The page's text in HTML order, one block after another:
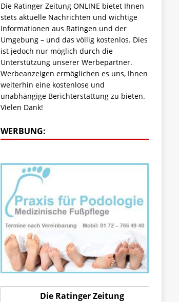
Die Ratinger Zeitung ONLINE bietet Ihnen
stets aktuelle Nachrichten und wichtige
Informationen aus Ratingen und der
Umgebung – und das völlig kostenlos. Dies
ist jedoch nur möglich durch die
Unterstützung unserer Werbepartner.
Werbeanzeigen ermöglichen es uns, Ihnen
weiterhin eine kostenlose und
unabhängige Berichterstattung zu bieten.
Vielen Dank!
WERBUNG:
Die Ratinger Zeitung